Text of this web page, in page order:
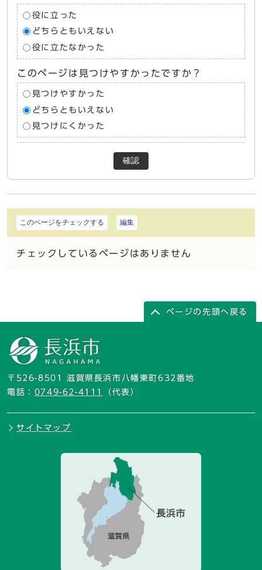
役に立った
どちらともいえない
役に立たなかった
このページは見つけやすかったですか？
見つけやすかった
どちらともいえない
見つけにくかった
確認
このページをチェックする 編集
チェックしているページはありません
ページの先頭へ戻る
〒526-8501 滋賀県長浜市八幡東町632番地
電話： 0749-62-4111 （代表）
サイトマップ